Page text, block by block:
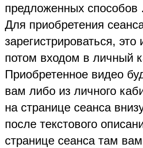
предложенных способов .
Для приобретения
зарегистрироваться, это
потом входом в личный
Приобретенное видео
вам либо из личного
на странице сеанса
после текстового
странице сеанса там